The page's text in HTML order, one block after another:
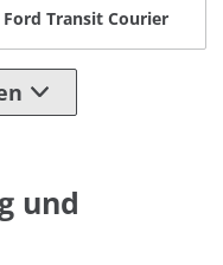
Ford Transit Courier
und